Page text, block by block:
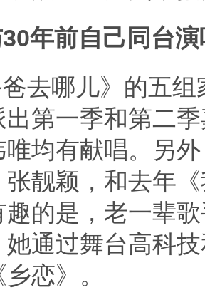
年前自己同台
去哪儿》的五
出第一季和第二
均有献唱。另
张靓颖，和去年
趣的是，老一辈
通过舞台高科
恋》。